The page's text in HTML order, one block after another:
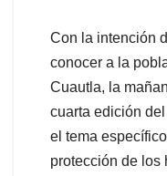
Con la intención
conocer a la
Cuautla, la
cuarta edición
el tema
protección de los